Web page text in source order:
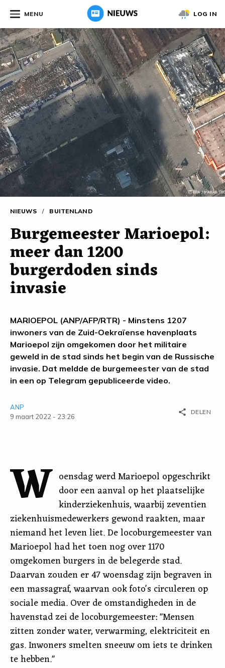
MENU LOG IN
NIEUWS / BUITENLAND
Burgemeester Marioepol:
meer dan 1200
burgerdoden sinds
invasie
MARIOEPOL (ANP/AFP/RTR) - Minstens 1207
inwoners van de Zuid-Oekraïense havenplaats
Marioepol zijn omgekomen door het militaire
geweld in de stad sinds het begin van de Russische
invasie. Dat meldde de burgemeester van de stad
in een op Telegram gepubliceerde video.
ANP
9 maart 2022 - 23:26
share DELEN
W oensdag werd Marioepol opgeschrikt
door een aanval op het plaatselijke
kinderziekenhuis, waarbij zeventien
ziekenhuismedewerkers gewond raakten, maar
niemand het leven liet. De locoburgemeester van
Marioepol had het toen nog over 1170
omgekomen burgers in de belegerde stad.
Daarvan zouden er 47 woensdag zijn begraven in
een massagraf, waarvan ook foto's circuleren op
sociale media. Over de omstandigheden in de
havenstad zei de locoburgemeester: "Mensen
zitten zonder water, verwarming, elektriciteit en
gas. Inwoners smelten sneeuw om iets te drinken
te hebben."